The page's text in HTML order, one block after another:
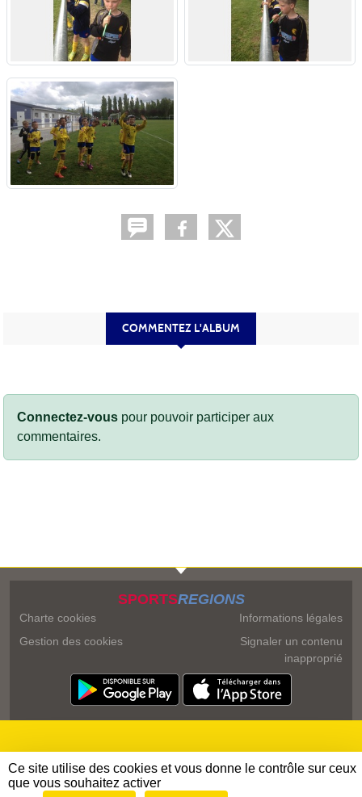
COMMENTEZ L'ALBUM
Connectez-vous pour pouvoir participer aux
commentaires.
SPORTSREGIONS
Charte cookies
Gestion des cookies
Informations légales
Signaler un contenu
inapproprié
Ce site utilise des cookies et vous donne le contrôle sur ceux
que vous souhaitez activer